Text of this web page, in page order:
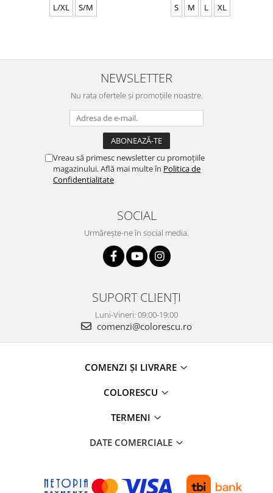
L/XL S/M S M L XL
NEWSLETTER
Nu rata ofertele și promoțiile noastre.
Vreau să primesc newsletter cu promoțiile
magazinului. Află mai multe în Politica de
Confidentialitate
SOCIAL
Urmărește-ne în social media.
SUPORT CLIENȚI
Luni-Vineri: 09:00-19:00
comenzi@colorescu.ro
COMENZI ȘI LIVRARE
COLORESCU
TERMENI
DATE COMERCIALE